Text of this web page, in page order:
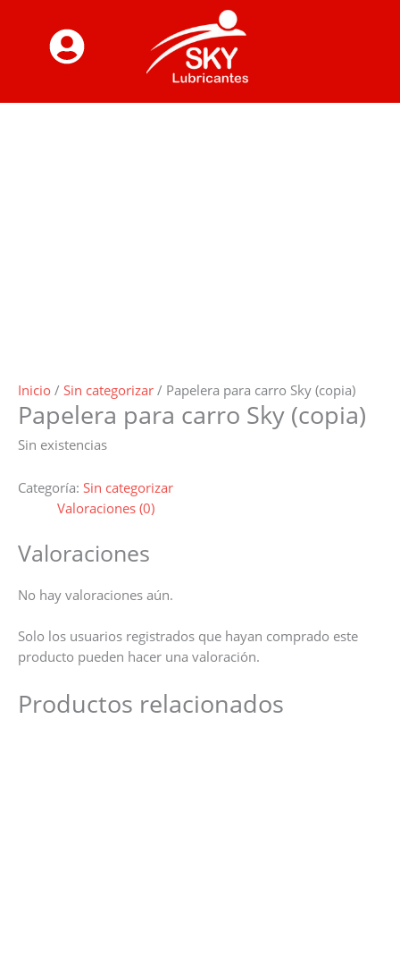
contenido
Inicio / Sin categorizar / Papelera para carro Sky (copia)
Papelera para carro Sky (copia)
Sin existencias
Categoría: Sin categorizar
Valoraciones (0)
Valoraciones
No hay valoraciones aún.
Solo los usuarios registrados que hayan comprado este
producto pueden hacer una valoración.
Productos relacionados